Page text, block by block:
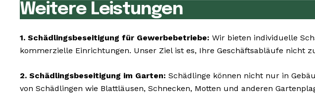
Weitere Leistungen
1. Schädlingsbeseitigung für Gewerbebetriebe: Wir bieten individuelle
kommerzielle Einrichtungen. Unser Ziel ist es, Ihre Geschäftsabläufe
2. Schädlingsbeseitigung im Garten: Schädlinge können nicht nur in
von Schädlingen wie Blattläusen, Schnecken, Motten und anderen